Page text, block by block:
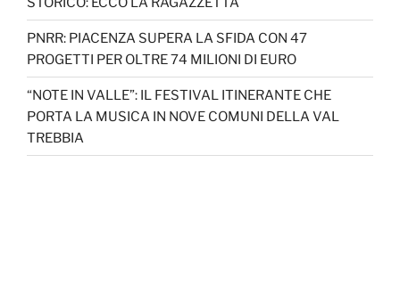
PNRR: PIACENZA SUPERA LA SFIDA CON 47
PROGETTI PER OLTRE 74 MILIONI DI EURO
“NOTE IN VALLE”: IL FESTIVAL ITINERANTE CHE
PORTA LA MUSICA IN NOVE COMUNI DELLA VAL
TREBBIA